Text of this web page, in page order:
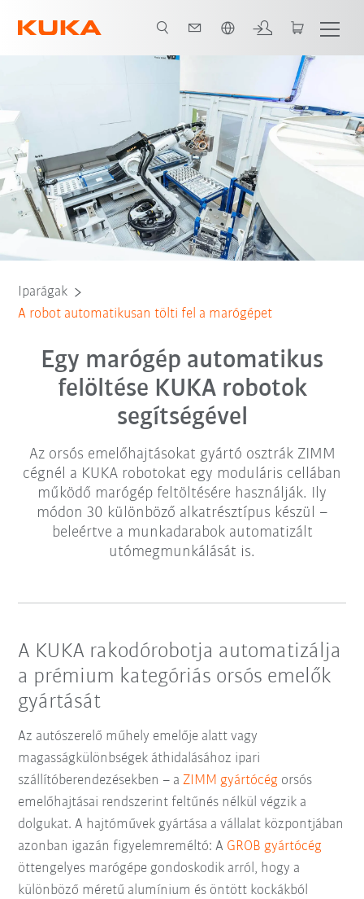
Az összes rendszerpartner
Iparágak
A robot automatikusan tölti fel a marógépet
Egy marógép automatikus
felöltése KUKA robotok
segítségével
Az orsós emelőhajtásokat gyártó osztrák ZIMM
cégnél a KUKA robotokat egy moduláris cellában
működő marógép feltöltésére használják. Ily
módon 30 különböző alkatrésztípus készül –
beleértve a munkadarabok automatizált
utómegmunkálását is.
A KUKA rakodórobotja automatizálja
a prémium kategóriás orsós emelők
gyártását
Az autószerelő műhely emelője alatt vagy
magasságkülönbségek áthidalásához ipari
szállítóberendezésekben – aZIMM gyártócég orsós
emelőhajtásai rendszerint feltűnés nélkül végzik a
dolgukat. A hajtóművek gyártása a vállalat központjában
azonban igazán figyelemreméltó: A GROB gyártócég
öttengelyes marógépe gondoskodik arról, hogy a
különböző méretű alumínium és öntött kockákból